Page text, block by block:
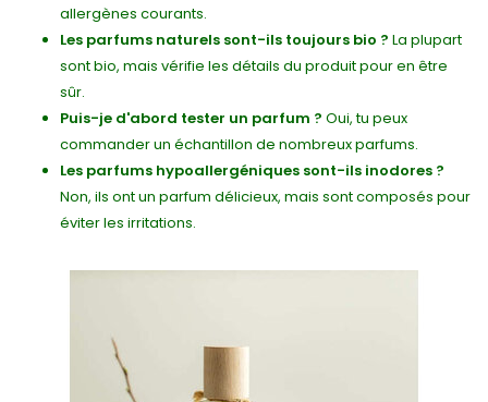
allergènes courants.
Les parfums naturels sont-ils toujours bio ? La plupart
sont bio, mais vérifie les détails du produit pour en être
sûr.
Puis-je d'abord tester un parfum ? Oui, tu peux
commander un échantillon de nombreux parfums.
Les parfums hypoallergéniques sont-ils inodores ?
Non, ils ont un parfum délicieux, mais sont composés pour
éviter les irritations.